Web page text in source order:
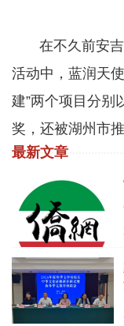
在不久前安吉
活动中，蓝润天
建”两个项目分别
奖，还被湖州市
最新文章